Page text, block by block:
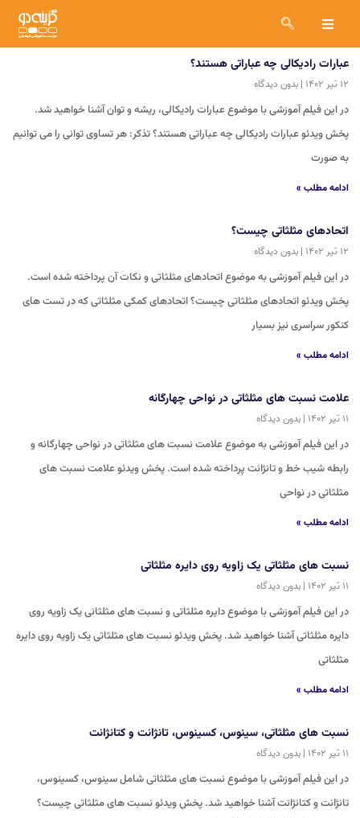
عبارات رادیکالی چه عباراتی هستند؟
۱۲ تیر ۱۴۰۲ بدون دیدگاه
در این فیلم آموزشی با موضوع عبارات رادیکالی، ریشه و توان آشنا خواهید شد.
پخش ویدئو عبارات رادیکالی چه عباراتی هستند؟ تذکر: هر تساوی توانی را می توانیم
به صورت
ادامه مطلب »
اتحادهای مثلثاتی چیست؟
۱۲ تیر ۱۴۰۲ بدون دیدگاه
در این فیلم آموزشی به موضوع اتحادهای مثلثاتی و نکات آن پرداخته شده است.
پخش ویدئو اتحادهای مثلثاتی چیست؟ اتحادهای کمکی مثلثاتی که در تست های
کنکور سراسری نیز بسیار
ادامه مطلب »
علامت نسبت های مثلثاتی در نواحی چهارگانه
۱۱ تیر ۱۴۰۲ بدون دیدگاه
در این فیلم آموزشی به موضوع علامت نسبت های مثلثاتی در نواحی چهارگانه و
رابطه شیب خط و تانژانت پرداخته شده است. پخش ویدئو علامت نسبت های
مثلثاتی در نواحی
ادامه مطلب »
نسبت های مثلثاتی یک زاویه روی دایره مثلثاتی
۱۱ تیر ۱۴۰۲ بدون دیدگاه
در این فیلم آموزشی با موضوع دایره مثلثاتی و نسبت های مثلثانی یک زاویه روی
دایره مثلثاتی آشنا خواهید شد. پخش ویدئو نسبت های مثلثاتی یک زاویه روی دایره
مثلثاتی
ادامه مطلب »
نسبت های مثلثاتی، سینوس، کسینوس، تانژانت و کتانژانت
۱۱ تیر ۱۴۰۲ بدون دیدگاه
در این فیلم آموزشی با موضوع نسبت های مثلثاتی شامل سینوس، کسینوس،
تانژانت و کتانژانت آشنا خواهید شد. پخش ویدئو نسبت های مثلثاتی چیست؟